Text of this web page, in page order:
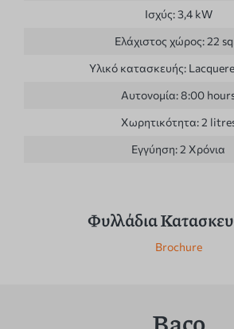
Ισχύς:3,4 kW
Ελάχιστος χώρος:22
Υλικό κατασκευής:
Αυτονομία:8:00
Χωρητικότητα:2
Εγγύηση:2 Χρόνια
Φυλλάδια
Brochure